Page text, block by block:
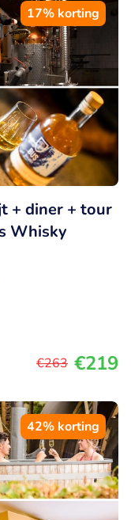
17% korting
+ diner + tour
Whisky
€263 €219
42% korting